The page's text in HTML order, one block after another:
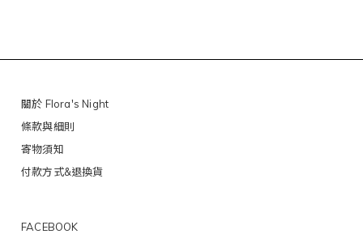
關於 Flora's Night
條款與細則
寄物須知
付款方式&退換貨
FACEBOOK